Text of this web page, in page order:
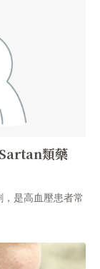
類藥
是高血壓患者常